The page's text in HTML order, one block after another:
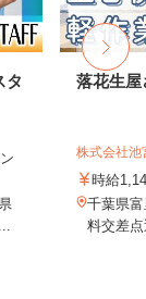
タ
落花生屋
株式会社池
時給
千葉県
料交差